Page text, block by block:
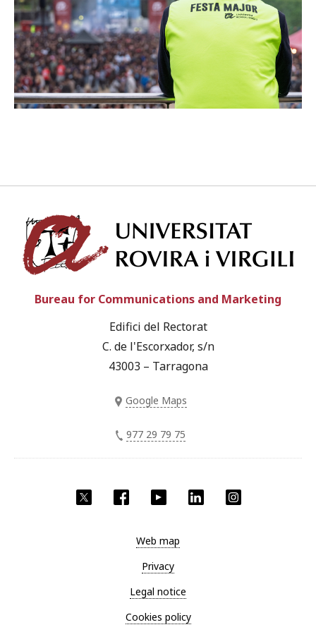
ENGLISH CATALÀ ESPAÑOL
Twitter Facebook YouTube LinkedIn
Bureau for Communications and Marketing
Edifici del Rectorat
C. de l'Escorxador, s/n
43003 – Tarragona
Google Maps
977 29 79 75
Web map
Privacy
Legal notice
Cookies policy